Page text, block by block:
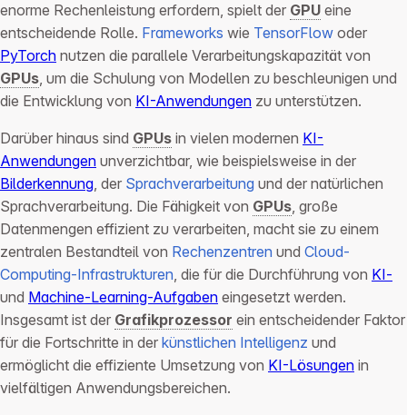
enorme Rechenleistung erfordern, spielt der GPU eine
entscheidende Rolle. Frameworks wie TensorFlow oder
PyTorch nutzen die parallele Verarbeitungskapazität von
GPUs, um die Schulung von Modellen zu beschleunigen und
die Entwicklung von KI-Anwendungen zu unterstützen.
Darüber hinaus sind GPUs in vielen modernen KI-
Anwendungen unverzichtbar, wie beispielsweise in der
Bilderkennung, der Sprachverarbeitung und der natürlichen
Sprachverarbeitung. Die Fähigkeit von GPUs, große
Datenmengen effizient zu verarbeiten, macht sie zu einem
zentralen Bestandteil von Rechenzentren und Cloud-
Computing-Infrastrukturen, die für die Durchführung von KI-
und Machine-Learning-Aufgaben eingesetzt werden.
Insgesamt ist der Grafikprozessor ein entscheidender Faktor
für die Fortschritte in der künstlichen Intelligenz und
ermöglicht die effiziente Umsetzung von KI-Lösungen in
vielfältigen Anwendungsbereichen.